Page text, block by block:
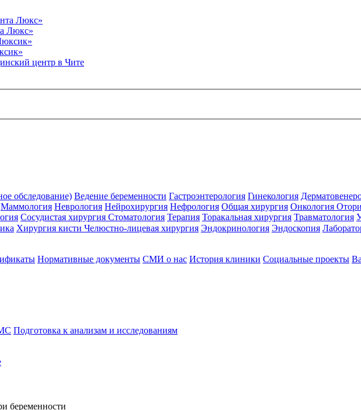
Люкс»
обследование) Ведение беременности Гастроэнтерология Гинекология
Маммология Неврология Нейрохирургия Нефрология Общая хирургия Онкология
Сосудистая хирургия Стоматология Терапия Торакальная хирургия Травматология
Хирургия кисти Челюстно-лицевая хирургия Эндокринология Эндоскопия
Нормативные документы СМИ о нас История клиники Социальные проекты
Подготовка к анализам и исследованиям
беременности